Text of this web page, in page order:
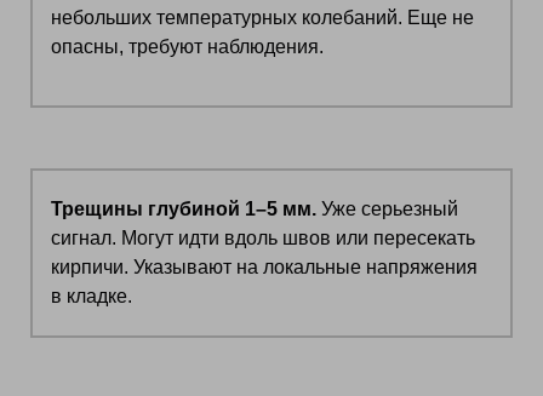
небольших температурных колебаний. Еще не
опасны, требуют наблюдения.
Трещины глубиной 1–5 мм. Уже серьезный
сигнал. Могут идти вдоль швов или пересекать
кирпичи. Указывают на локальные напряжения
в кладке.